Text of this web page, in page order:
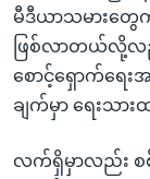
မီဒီယာသမားတွေကို
ဖြစ်လာတယ်လို့လ
စောင့်ရှောက်ရေး
ချက်မှာ ရေးသာ
လက်ရှိမှာလည်း စ